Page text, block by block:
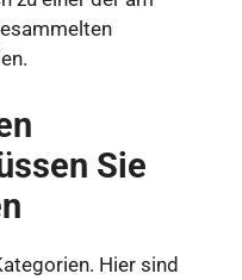
Sie
Hier sind